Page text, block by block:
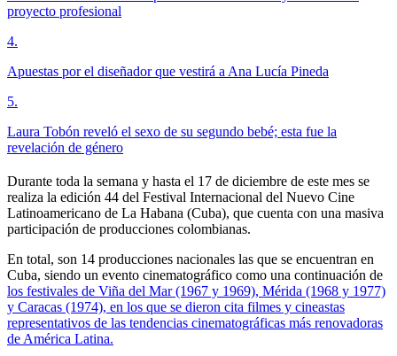
proyecto profesional
4.
Apuestas por el diseñador que vestirá a Ana Lucía Pineda
5.
Laura Tobón reveló el sexo de su segundo bebé; esta fue la
revelación de género
Durante toda la semana y hasta el 17 de diciembre de este mes se
realiza la edición 44 del Festival Internacional del Nuevo Cine
Latinoamericano de La Habana (Cuba), que cuenta con una masiva
participación de producciones colombianas.
En total, son 14 producciones nacionales las que se encuentran en
Cuba, siendo un evento cinematográfico como una continuación de
los festivales de Viña del Mar (1967 y 1969), Mérida (1968 y 1977)
y Caracas (1974), en los que se dieron cita filmes y cineastas
representativos de las tendencias cinematográficas más renovadoras
de América Latina.